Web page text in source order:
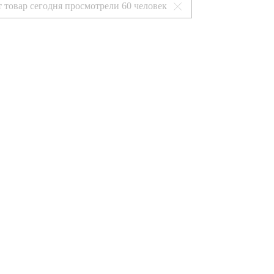
товар сегодня просмотрели 60 человек